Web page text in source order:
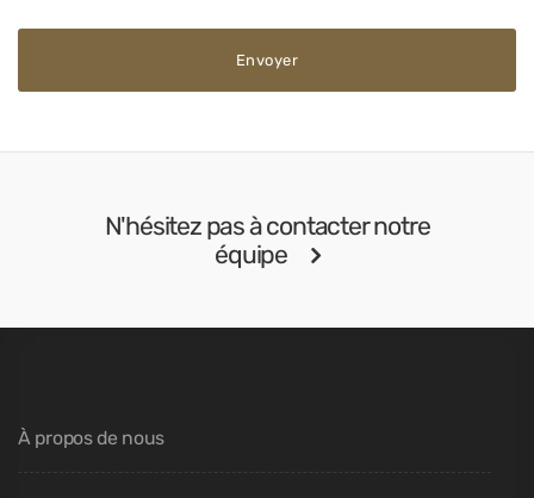
N'hésitez pas à contacter notre
équipe
À propos de nous